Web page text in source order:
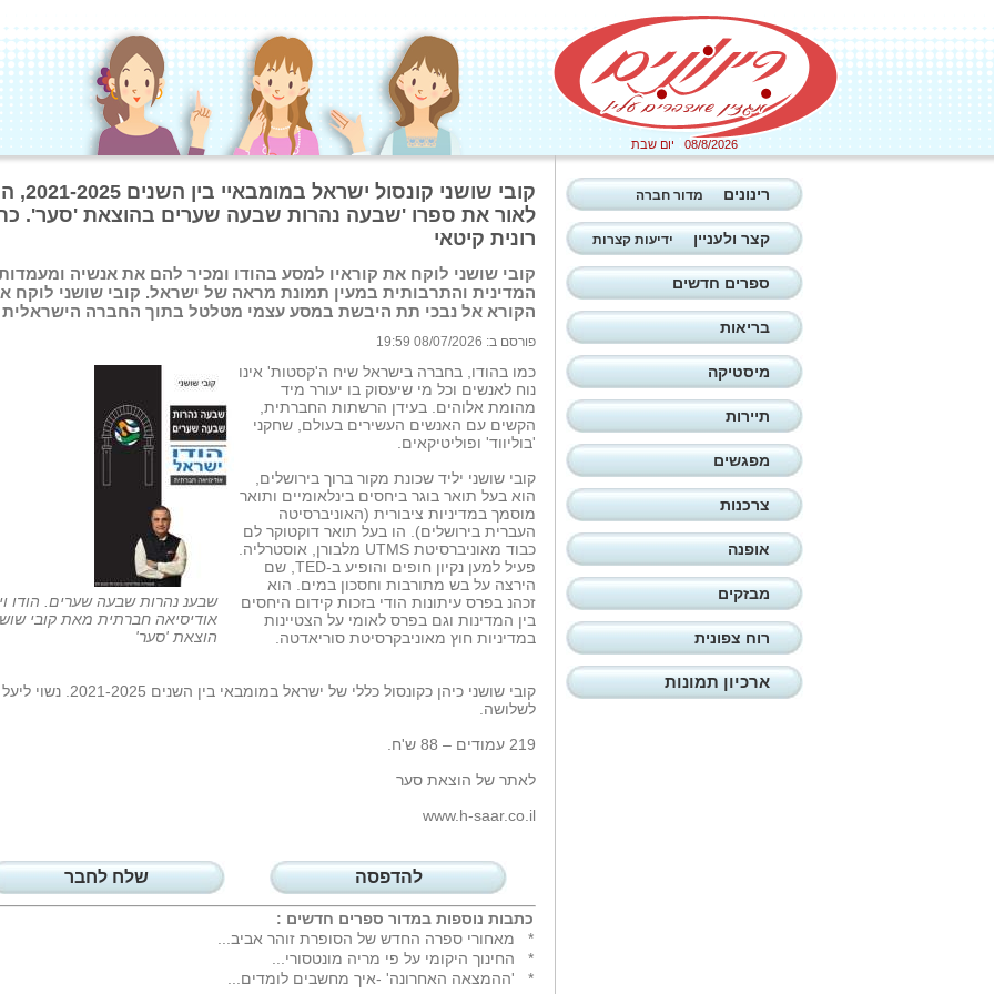
08/8/2026 יום שבת
קובי שושני קונסול
לאור את ספרו 'שבעה נהרות שבעה שערים בהוצאת 'סער'.
רונית קיטאי
קובי שושני לוקח את קוראיו למסע בהודו ומכיר להם את אנשיה
המדינית והתרבותית במעין תמונת מראה של ישראל. קובי שושני לוקח
הקורא אל נבכי תת היבשת במסע עצמי מטלטל בתוך החברה הישראלית
פורסם ב: 08/07/2026 19:59
שבענ נהרות שבעה שערים. הודו
אודיסיאה חברתית מאת קובי
הוצאת 'סער'
כמו בהודו, בחברה בישראל שיח ה'קסטות' אינו
נוח לאנשים וכל מי שיעסוק בו יעורר מיד
מהומת אלוהים. בעידן הרשתות החברתית,
הקשים עם האנשים העשירים בעולם, שחקני
'בוליווד' ופוליטיקאים.
קובי שושני יליד שכונת מקור ברוך בירושלים,
הוא בעל תואר בוגר ביחסים בינלאומיים ותואר
מוסמך במדיניות ציבורית (האוניברסיטה
העברית בירושלים). הו בעל תואר דוקטוקר לם
כבוד מאוניברסיטת UTMS מלבורן, אוסטרליה.
פעיל למען נקיון חופים והופיע ב-TED, שם
הירצה על בש מתורבות וחסכון במים. הוא
זכהנ בפרס עיתונות הודי בזכות קידום היחסים
בין המדינות וגם בפרס לאומי על הצטיינות
במדיניות חוץ מאוניבקרסיטת סוריאדטה.
קובי שושני כיהן כקונסול כללי של ישראל במומבאי בין
לשלושה.
219 עמודים – 88 ש'ח.
לאתר של הוצאת סער
www.h-saar.co.il
שלח לחבר להדפסה
כתבות נוספות במדור ספרים חדשים :
* מאחורי ספרה החדש של הסופרת זוהר אביב...
* החינוך היקומי על פי מריה מונטסורי...
* 'ההמצאה האחרונה' -איך מחשבים לומדים...
רינונים מדור חברה
קצר ולעניין ידיעות קצרות
ספרים חדשים
בריאות
מיסטיקה
תיירות
מפגשים
צרכנות
אופנה
מבזקים
רוח צפונית
ארכיון תמונות